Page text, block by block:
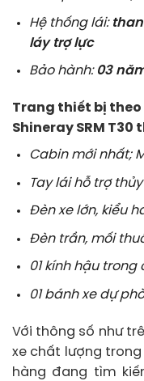
Hệ thống lái:
láy trợ lực
Bảo hành: 03
Trang thiết bị
Shineray SRM T30
Cabin mới nhất;
Tay lái hỗ trợ
Đèn xe lớn, kiểu
Đèn trần, mối
01 kính hậu trong
01 bánh xe dự
Với thông số như
xe chất lượng
hàng đang tìm